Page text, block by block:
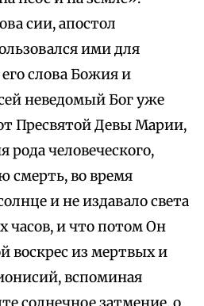
сии, апостол
ими для
слова Божия и
неведомый Бог уже
Пресвятой Девы Марии,
рода человеческого,
смерть, во время
и не издавало света
часов, и что потом Он
воскрес из мертвых и
вспоминая